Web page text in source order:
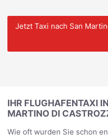
Jetzt Taxi nach San
IHR FLUGHAFENTAXI
MARTINO DI
Wie oft wurden Sie schon